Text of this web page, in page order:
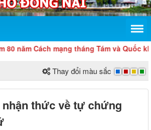
Cách mạng tháng Tám và Quốc khánh
Thay đổi màu sắc
thức về tự chứng